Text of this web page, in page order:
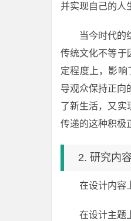
并实现自己的人
当今时代
传统文化不等于
定程度上，影响
导观众保持正向
了新生活，又实
传递的这种积极
2. 研究内
在设计内容
在设计主题